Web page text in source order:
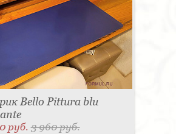
Bello Pittura blu
руб.3 960 руб.